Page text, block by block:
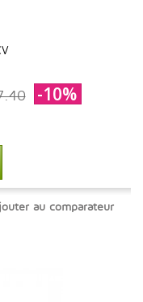
-10%
au comparateur